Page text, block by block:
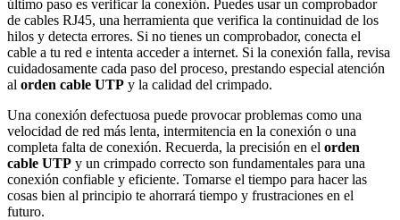
último paso es verificar la conexión. Puedes usar un comprobador
de cables RJ45, una herramienta que verifica la continuidad de los
hilos y detecta errores. Si no tienes un comprobador, conecta el
cable a tu red e intenta acceder a internet. Si la conexión falla, revisa
cuidadosamente cada paso del proceso, prestando especial atención
al orden cable UTP y la calidad del crimpado.
Una conexión defectuosa puede provocar problemas como una
velocidad de red más lenta, intermitencia en la conexión o una
completa falta de conexión. Recuerda, la precisión en el orden
cable UTP y un crimpado correcto son fundamentales para una
conexión confiable y eficiente. Tomarse el tiempo para hacer las
cosas bien al principio te ahorrará tiempo y frustraciones en el
futuro.